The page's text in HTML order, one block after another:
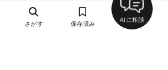
さがす 保存済み
AIに相談